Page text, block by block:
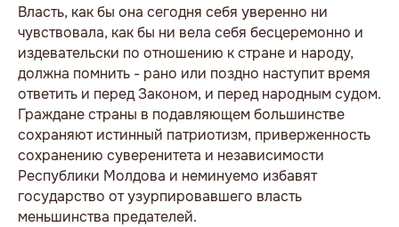
Власть, как бы она сегодня себя уверенно ни
чувствовала, как бы ни вела себя бесцеремонно и
издевательски по отношению к стране и народу,
должна помнить - рано или поздно наступит время
ответить и перед Законом, и перед народным судом.
Граждане страны в подавляющем большинстве
сохраняют истинный патриотизм, приверженность
сохранению суверенитета и независимости
Республики Молдова и неминуемо избавят
государство от узурпировавшего власть
меньшинства предателей.